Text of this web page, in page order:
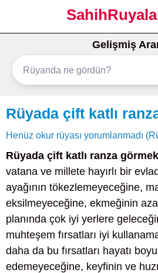
Gelişmiş
Rüyada çift katlı
Henüz okur rüyası yorumlanmadı
Rüyada çift katlı ranza görmek
vatana ve millete hayırlı bir
ayağının tökezlemeyeceğine,
eksilmeyeceğine, ekmeğinin
planında çok iyi yerlere
muhteşem fırsatları iyi
daha da bu fırsatları hayatı
edemeyeceğine, keyfinin ve